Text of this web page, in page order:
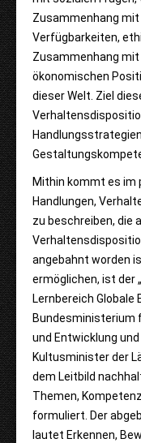
Zusammenhang
Verfügbarkeiten,
Zusammenhang mit
ökonomischen
dieser Welt. Ziel
Mithin kommt es im
Handlungen,
zu beschreiben, die
angebahnt worden
ermöglichen, ist der
Lernbereich Globale
und Entwicklung
Kultusminister der
dem Leitbild
Themen,
formuliert. Der
lautet Erkennen,